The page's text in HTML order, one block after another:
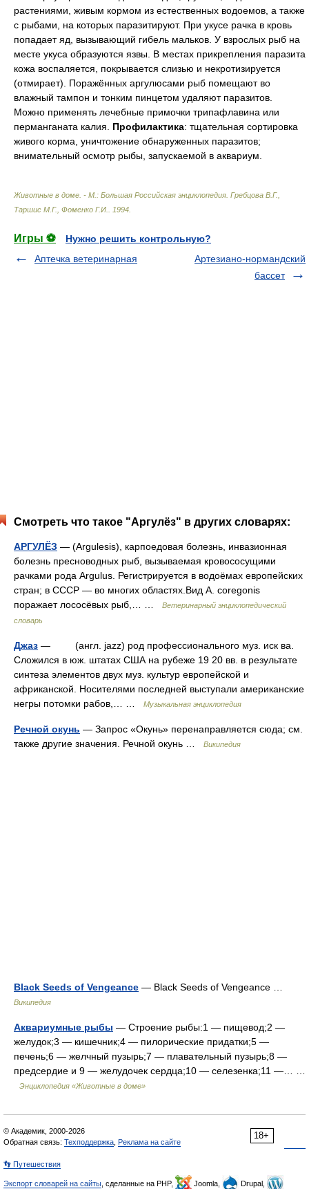
растениями, живым кормом из естественных водоемов, а также
с рыбами, на которых паразитируют. При укусе рачка в кровь
попадает яд, вызывающий гибель мальков. У взрослых рыб на
месте укуса образуются язвы. В местах прикрепления паразита
кожа воспаляется, покрывается слизью и некротизируется
(отмирает). Поражённых аргулюсами рыб помещают во
влажный тампон и тонким пинцетом удаляют паразитов.
Можно применять лечебные примочки трипафлавина или
перманганата калия. Профилактика: тщательная сортировка
живого корма, уничтожение обнаруженных паразитов;
внимательный осмотр рыбы, запускаемой в аквариум.
Животные в доме. - М.: Большая Российская энциклопедия Гребцова В.Г.,
Таршис М.Г., Фоменко Г.И.
1994
Игры ⚽
Нужно решить контрольную?
Аптечка ветеринарная
Артезиано-нормандский
бассет
Смотреть что такое "Аргулёз" в других словарях:
АРГУЛЁЗ — (Argulesis), карпоедовая болезнь, инвазионная
болезнь пресноводных рыб, вызываемая кровососущими
рачками рода Argulus. Регистрируется в водоёмах европейских
стран; в СССР — во многих областях.Вид A. coregonis
поражает лососёвых рыб,… …
Ветеринарный энциклопедический
словарь
Джаз — (англ. jazz) род профессионального муз. иск ва.
Сложился в юж. штатах США на рубеже 19 20 вв. в результате
синтеза элементов двух муз. культур европейской и
африканской. Носителями последней выступали американские
негры потомки рабов,… …
Музыкальная энциклопедия
Речной окунь — Запрос «Окунь» перенаправляется сюда; см.
также другие значения. Речной окунь …
Википедия
Black Seeds of Vengeance — Black Seeds of Vengeance …
Википедия
Аквариумные рыбы — Строение рыбы:1 — пищевод;2 —
желудок;3 — кишечник;4 — пилорические придатки;5 —
печень;6 — желчный пузырь;7 — плавательный пузырь;8 —
предсердие и 9 — желудочек сердца;10 — селезенка;11 —… …
Энциклопедия «Животные в доме»
18+
© Академик, 2000-2026
Обратная связь: Техподдержка Реклама на сайте
👣 Путешествия
Экспорт словарей на сайты , сделанные на PHP, Joomla, Drupal,